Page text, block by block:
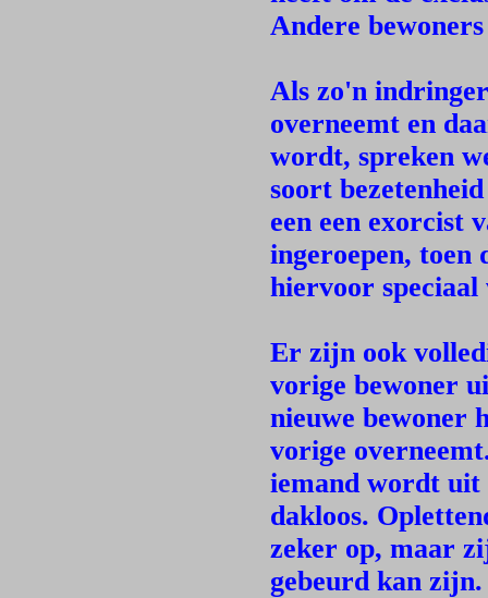
Andere
Als zo'n
overneemt en
wordt, spreken
soort
een een exorcist
ingeroepen, toen
hiervoor speciaal
Er zijn ook
vorige bewoner
nieuwe bewoner
vorige
iemand wordt uit
dakloos.
zeker op, maar
gebeurd kan zijn.